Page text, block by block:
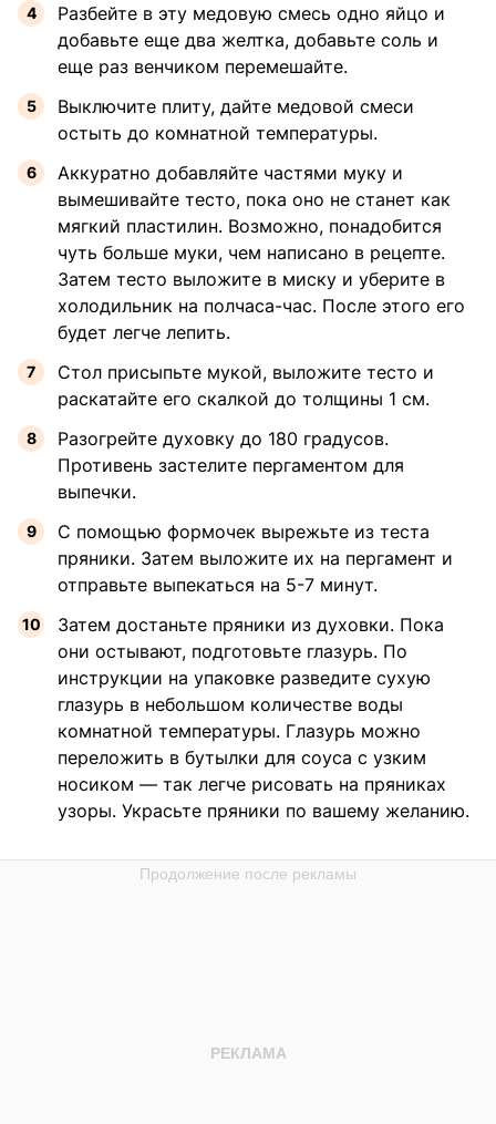
Разбейте в эту медовую смесь одно яйцо и
добавьте еще два желтка, добавьте соль и
еще раз венчиком перемешайте.
Выключите плиту, дайте медовой смеси
остыть до комнатной температуры.
Аккуратно добавляйте частями муку и
вымешивайте тесто, пока оно не станет как
мягкий пластилин. Возможно, понадобится
чуть больше муки, чем написано в рецепте.
Затем тесто выложите в миску и уберите в
холодильник на полчаса-час. После этого его
будет легче лепить.
Стол присыпьте мукой, выложите тесто и
раскатайте его скалкой до толщины 1 см.
Разогрейте духовку до 180 градусов.
Противень застелите пергаментом для
выпечки.
С помощью формочек вырежьте из теста
пряники. Затем выложите их на пергамент и
отправьте выпекаться на 5-7 минут.
Затем достаньте пряники из духовки. Пока
они остывают, подготовьте глазурь. По
инструкции на упаковке разведите сухую
глазурь в небольшом количестве воды
комнатной температуры. Глазурь можно
переложить в бутылки для соуса с узким
носиком — так легче рисовать на пряниках
узоры. Украсьте пряники по вашему желанию.